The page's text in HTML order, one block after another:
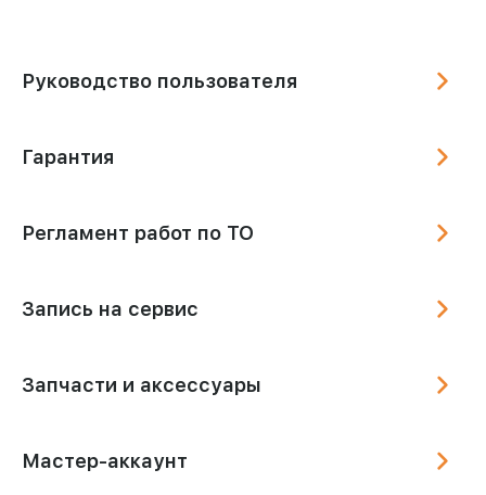
Руководство пользователя
Гарантия
Регламент работ по ТО
Запись на сервис
Запчасти и аксессуары
Мастер-аккаунт